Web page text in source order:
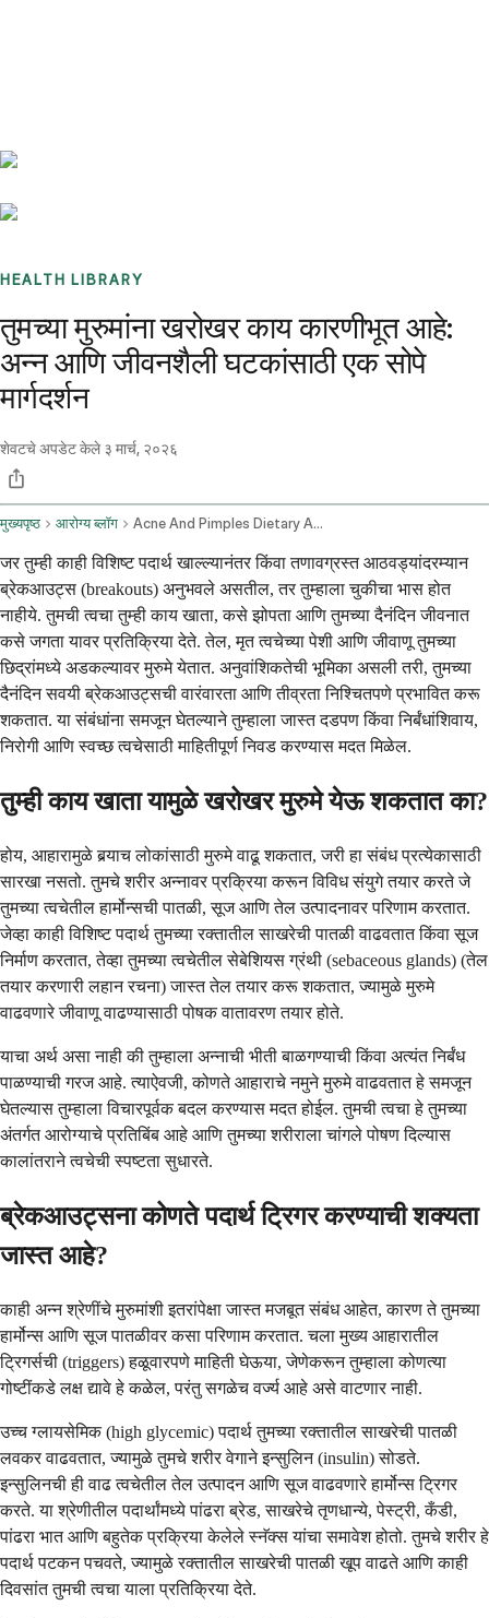
HEALTH LIBRARY
तुमच्या मुरुमांना खरोखर काय कारणीभूत आहे:
अन्न आणि जीवनशैली घटकांसाठी एक सोपे
मार्गदर्शन
शेवटचे अपडेट केले ३ मार्च, २०२६
मुख्यपृष्ठ आरोग्य ब्लॉग Acne And Pimples Dietary And Lifestyle Triggers
जर तुम्ही काही विशिष्ट पदार्थ खाल्ल्यानंतर किंवा तणावग्रस्त आठवड्यांदरम्यान
ब्रेकआउट्स (breakouts) अनुभवले असतील, तर तुम्हाला चुकीचा भास होत
नाहीये. तुमची त्वचा तुम्ही काय खाता, कसे झोपता आणि तुमच्या दैनंदिन जीवनात
कसे जगता यावर प्रतिक्रिया देते. तेल, मृत त्वचेच्या पेशी आणि जीवाणू तुमच्या
छिद्रांमध्ये अडकल्यावर मुरुमे येतात. अनुवांशिकतेची भूमिका असली तरी, तुमच्या
दैनंदिन सवयी ब्रेकआउट्सची वारंवारता आणि तीव्रता निश्चितपणे प्रभावित करू
शकतात. या संबंधांना समजून घेतल्याने तुम्हाला जास्त दडपण किंवा निर्बंधांशिवाय,
निरोगी आणि स्वच्छ त्वचेसाठी माहितीपूर्ण निवड करण्यास मदत मिळेल.
तुम्ही काय खाता यामुळे खरोखर मुरुमे येऊ शकतात का?
होय, आहारामुळे बर्‍याच लोकांसाठी मुरुमे वाढू शकतात, जरी हा संबंध प्रत्येकासाठी
सारखा नसतो. तुमचे शरीर अन्नावर प्रक्रिया करून विविध संयुगे तयार करते जे
तुमच्या त्वचेतील हार्मोन्सची पातळी, सूज आणि तेल उत्पादनावर परिणाम करतात.
जेव्हा काही विशिष्ट पदार्थ तुमच्या रक्तातील साखरेची पातळी वाढवतात किंवा सूज
निर्माण करतात, तेव्हा तुमच्या त्वचेतील सेबेशियस ग्रंथी (sebaceous glands) (तेल
तयार करणारी लहान रचना) जास्त तेल तयार करू शकतात, ज्यामुळे मुरुमे
वाढवणारे जीवाणू वाढण्यासाठी पोषक वातावरण तयार होते.
याचा अर्थ असा नाही की तुम्हाला अन्नाची भीती बाळगण्याची किंवा अत्यंत निर्बंध
पाळण्याची गरज आहे. त्याऐवजी, कोणते आहाराचे नमुने मुरुमे वाढवतात हे समजून
घेतल्यास तुम्हाला विचारपूर्वक बदल करण्यास मदत होईल. तुमची त्वचा हे तुमच्या
अंतर्गत आरोग्याचे प्रतिबिंब आहे आणि तुमच्या शरीराला चांगले पोषण दिल्यास
कालांतराने त्वचेची स्पष्टता सुधारते.
ब्रेकआउट्सना कोणते पदार्थ ट्रिगर करण्याची शक्यता
जास्त आहे?
काही अन्न श्रेणींचे मुरुमांशी इतरांपेक्षा जास्त मजबूत संबंध आहेत, कारण ते तुमच्या
हार्मोन्स आणि सूज पातळीवर कसा परिणाम करतात. चला मुख्य आहारातील
ट्रिगर्सची (triggers) हळूवारपणे माहिती घेऊया, जेणेकरून तुम्हाला कोणत्या
गोष्टींकडे लक्ष द्यावे हे कळेल, परंतु सगळेच वर्ज्य आहे असे वाटणार नाही.
उच्च ग्लायसेमिक (high glycemic) पदार्थ तुमच्या रक्तातील साखरेची पातळी
लवकर वाढवतात, ज्यामुळे तुमचे शरीर वेगाने इन्सुलिन (insulin) सोडते.
इन्सुलिनची ही वाढ त्वचेतील तेल उत्पादन आणि सूज वाढवणारे हार्मोन्स ट्रिगर
करते. या श्रेणीतील पदार्थांमध्ये पांढरा ब्रेड, साखरेचे तृणधान्ये, पेस्ट्री, कँडी,
पांढरा भात आणि बहुतेक प्रक्रिया केलेले स्नॅक्स यांचा समावेश होतो. तुमचे शरीर हे
पदार्थ पटकन पचवते, ज्यामुळे रक्तातील साखरेची पातळी खूप वाढते आणि काही
दिवसांत तुमची त्वचा याला प्रतिक्रिया देते.